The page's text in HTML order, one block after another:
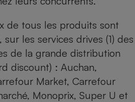
de tous les produits sont
les services drives (1) des
de la grande distribution
discount) : Auchan,
Market, Carrefour
Monoprix, Super U et